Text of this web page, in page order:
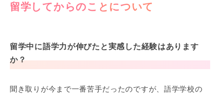
留学してからのことについて
留学中に語学力が伸びたと実感した経験はあります
か？
聞き取りが今まで一番苦手だったのですが、語学学校の